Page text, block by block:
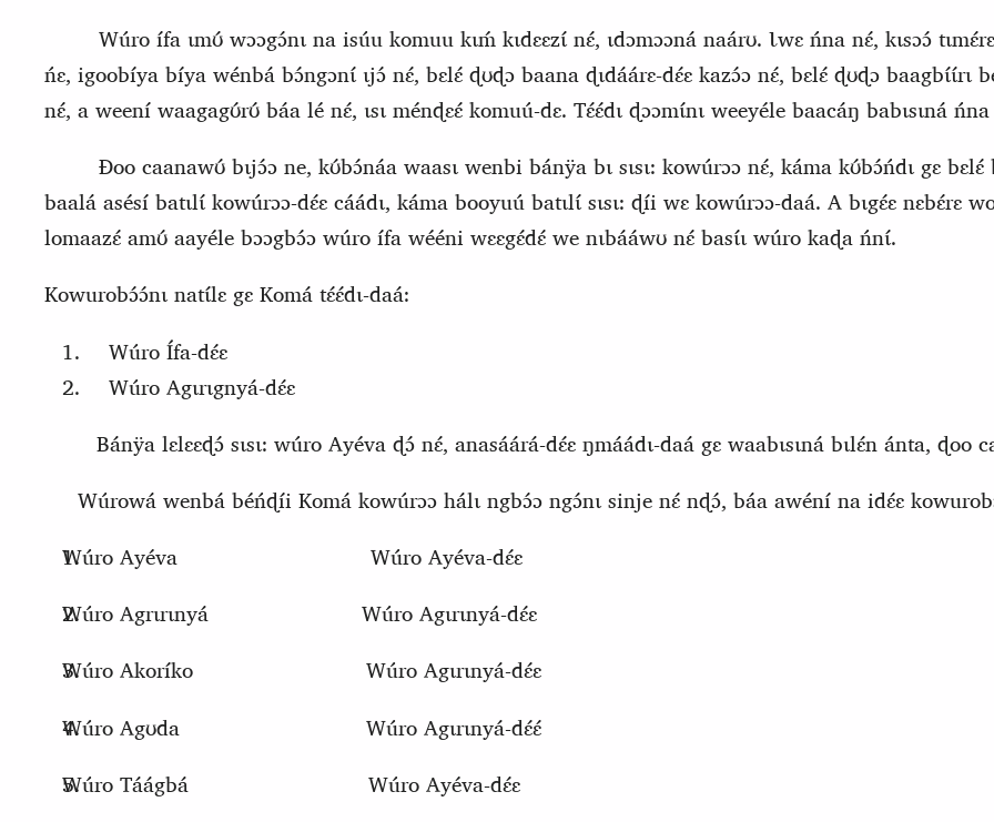
Wúro ífa ɩmʊ́ wɔɔgɔ́nɩ na isúu komuu kɩḿ kɩdɛɛzɩ́ nɛ́, ɩdɔmɔɔná naárʊ. Ɩwɛ ńna nɛ́, kɩsɔɔ́
ńɛ, igoobíya bíya wénbá bɔ́ngɔnɩ́ ɩjɔ́ nɛ́, bɛlɛ́ ɖʊɖɔ baana ɖɩdáárɛ‑dɛ́ɛ kazɔ́ɔ nɛ́, bɛlɛ́ ɖʊɖɔ baagbɩ́ɩ́rɩ
nɛ́, a weení waagagʊ́rʊ́ báa lé nɛ́, ɩsɩ ménɖɛɛ́ komuú‑dɛ. Tɛ́ɛ́dɩ ɖɔɔmɩ́nɩ weeyéle baacáŋ babɩsɩná
Ɖoo caanawʊ́ bɩjɔ́ɔ ne, kʊ́bɔ́náa waasɩ wenbi bánÿa bɩ sɩsɩ: kowúrɔɔ nɛ́, káma kʊ́bɔ́ńdɩ gɛ bɛlɛ́
baalá asésí batɩlɩ́ kowúrɔɔ‑dɛ́ɛ cáádɩ, káma booyuú batɩlɩ́ sɩsɩ: ɖíi wɛ kowúrɔɔ‑daá. A bɩgɛ́ɛ nɛbɛ́rɛ
lomaazɛ́ amʊ́ aayéle bɔɔgbɔ́ɔ wúro ífa wééni wɛɛgɛ́dɛ́ we nɩbááwʊ nɛ́ basɩ́ɩ wúro kaɖa ńnɩ́.
Kowurobɔ́ɔ́nɩ natɩ́lɛ gɛ Komá tɛ́ɛ́dɩ-daá:
Wúro Ífa-dɛ́ɛ
Wúro Agɩrɩgnyá-dɛ́ɛ
Bánÿa lɛlɛɛɖɔ́ sɩsɩ: wúro Ayéva ɖɔ́ nɛ́, anasáárá-dɛ́ɛ ŋmáádɩ-daá gɛ waabɩsɩná bɩlɛ́n ánta,
Wúrowá wenbá béńɖíi Komá kowúrɔɔ hálɩ ngbɔ́ɔ ngɔ́nɩ sinje nɛ́ nɖɔ́, báa awéní na idɛ́ɛ
Wúro Ayéva
Wúro Ayéva-dɛ́ɛ
Wúro Agrɩrɩnyá
Wúro Agɩrɩnyá-dɛ́ɛ
Wúro Akoríko
Wúro Agɩrɩnyá-dɛ́ɛ
Wúro Agʊda
Wúro Agɩrɩnyá-dɛ́ɛ́
Wúro Táágbá
Wúro Ayéva-dɛ́ɛ